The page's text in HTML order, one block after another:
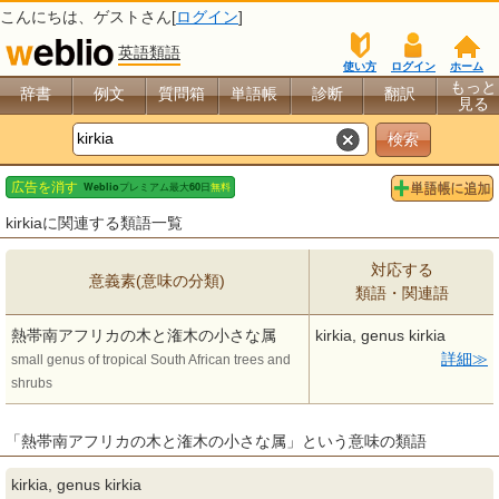
こんにちは、 ゲスト さん[ログイン]
英語類語
ホーム
ログイン
使い方
辞書 例文 質問箱 単語帳 診断 翻訳
もっと
見る
kirkiaに関連する類語一覧
意義素(意味の分類)
対応する
類語・関連語
熱帯南アフリカの木と潅木の小さな属
small genus of tropical South African trees and
shrubs
kirkia, genus kirkia
詳細
「熱帯南アフリカの木と潅木の小さな属」という意味の類語
kirkia, genus kirkia